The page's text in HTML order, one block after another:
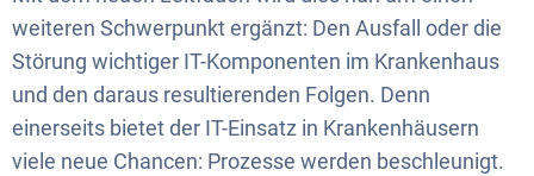
weiteren Schwerpunkt ergänzt: Den Ausfall oder die
Störung wichtiger IT-Komponenten im Krankenhaus
und den daraus resultierenden Folgen. Denn
einerseits bietet der IT-Einsatz in Krankenhäusern
viele neue Chancen: Prozesse werden beschleunigt.